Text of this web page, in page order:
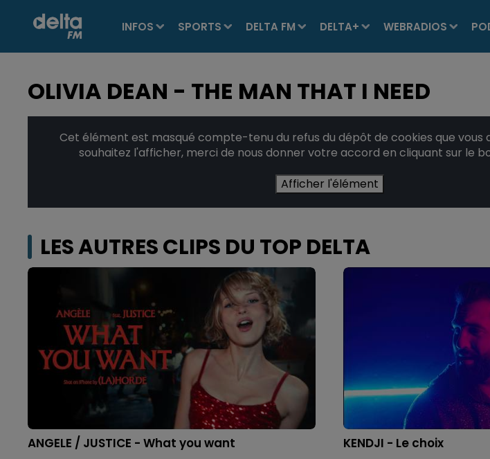
INFOS SPORTS DELTA FM DELTA+ WEBRADIOS
OLIVIA DEAN - THE MAN THAT I NEED
Cet élément est masqué compte-tenu du refus du dépôt de cookies que vous
souhaitez l'afficher, merci de nous donner votre accord en cliquant sur le
Afficher l'élément
LES AUTRES CLIPS DU TOP DELTA
ANGELE / JUSTICE - What you want KENDJI - Le choix